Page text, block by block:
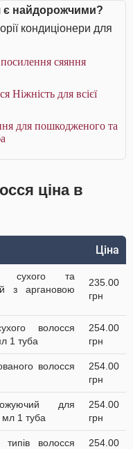
є найдорожчими?
кондиціонери для
сяяння
Ніжність для всієї
для пошкодженого та
ціна в
Ціна
сухого та
з аргановою
235.00
грн
волосся
1 туба
254.00
грн
волосся
254.00
грн
для
мл 1 туба
254.00
грн
волосся
254.00